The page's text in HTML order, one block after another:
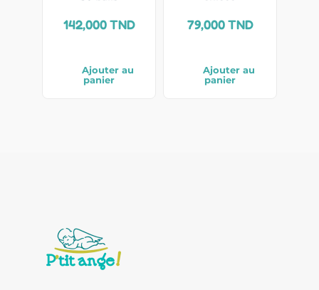
142,000TND
Ajouter au
panier
79,000TND
Ajouter au
panier